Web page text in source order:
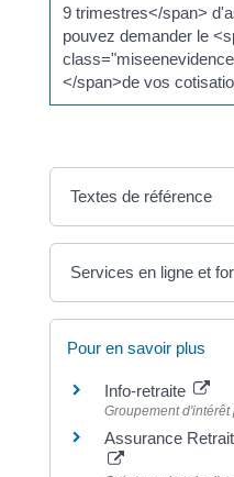
9 trimestres</span>
pouvez demander le
</span>de vos
Textes de référence
Services en ligne et
Pour en savoir plus
Info-retraite
Groupement
Assurance